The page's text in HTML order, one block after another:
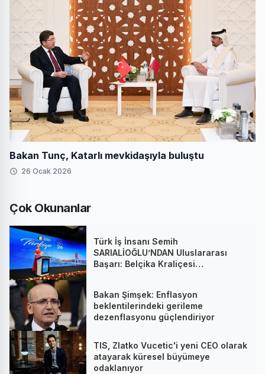
Bakan Tunç, Katarlı mevkidaşıyla buluştu
26 Ocak 2026
Çok Okunanlar
Türk İş İnsanı Semih
SARIALİOĞLU’NDAN Uluslararası
Başarı: Belçika Kraliçesi
Bakan Şimşek: Enflasyon
beklentilerindeki gerileme
dezenflasyonu güçlendiriyor
TIS, Zlatko Vucetic'i yeni CEO olarak
atayarak küresel büyümeye
odaklanıyor